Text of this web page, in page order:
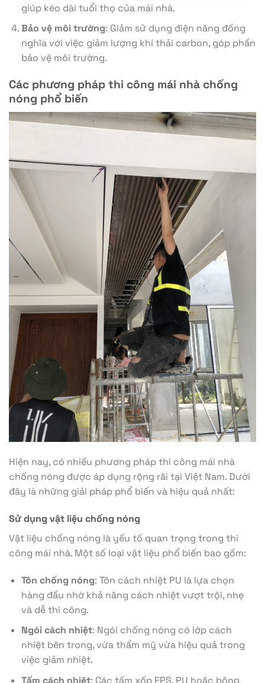
giúp kéo dài tuổi thọ của mái nhà.
Bảo vệ môi trường: Giảm sử dụng điện năng đồng
nghĩa với việc giảm lượng khí thải carbon, góp phần
bảo vệ môi trường.
Các phương pháp thi công mái nhà chống
nóng phổ biến
Hiện nay, có nhiều phương pháp thi công mái nhà
chống nóng được áp dụng rộng rãi tại Việt Nam. Dưới
đây là những giải pháp phổ biến và hiệu quả nhất:
Sử dụng vật liệu chống nóng
Vật liệu chống nóng là yếu tố quan trọng trong thi
công mái nhà. Một số loại vật liệu phổ biến bao gồm:
Tôn chống nóng: Tôn cách nhiệt PU là lựa chọn
hàng đầu nhờ khả năng cách nhiệt vượt trội, nhẹ
và dễ thi công.
Ngói cách nhiệt: Ngói chống nóng có lớp cách
nhiệt bên trong, vừa thẩm mỹ vừa hiệu quả trong
việc giảm nhiệt.
Tấm cách nhiệt: Các tấm xốp EPS, PU hoặc bông